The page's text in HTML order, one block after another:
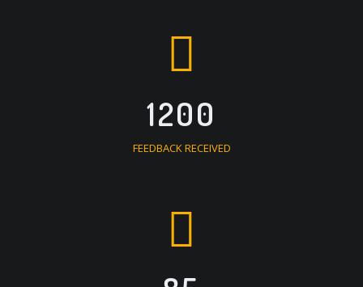
1200
FEEDBACK RECEIVED